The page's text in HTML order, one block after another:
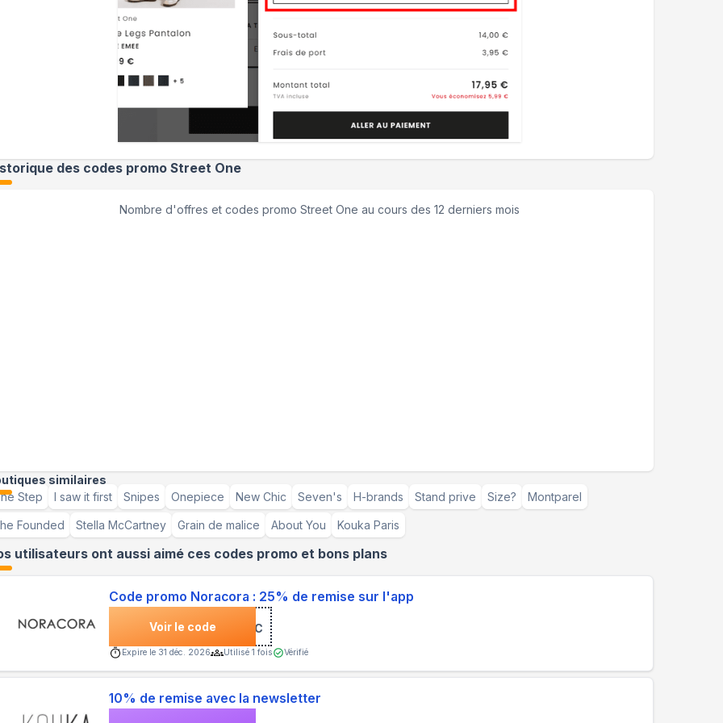
des codes promo Street One
Nombre d'offres et codes promoStreet One au cours des 12 derniers mois
similaires
Step
I saw it first Snipes Onepiece New Chic Seven's H-brands Stand prive Size? Montparel
Founded Stella McCartney Grain de malice About You Kouka Paris
utilisateurs ont aussi aimé ces codes promo et bons plans
Code promo Noracora : 25% de remise sur l'app
Voir le code ***NC
Expire le 31 déc. 2026 Utilisé1 fois Vérifié
10% de remise avec la newsletter